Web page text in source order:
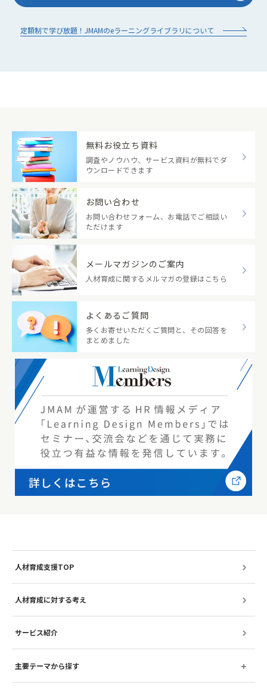
定額制で学び放題！JMAMのeラーニングライブラリについて
無料お役立ち資料
調査やノウハウ、サービス資料が無料でダ
ウンロードできます
お問い合わせ
お問い合わせフォーム、お電話でご相談い
ただけます
メールマガジンのご案内
人材育成に関するメルマガの登録はこちら
よくあるご質問
多くお寄せいただくご質問と、その回答を
まとめました
人材育成支援TOP
人材育成に対する考え
サービス紹介
主要テーマから探す